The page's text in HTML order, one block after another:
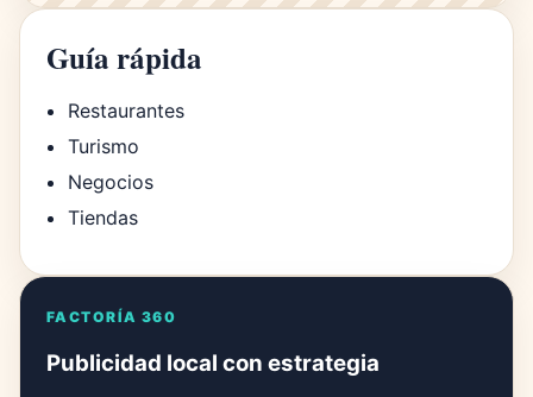
Guía rápida
Restaurantes
Turismo
Negocios
Tiendas
FACTORÍA 360
Publicidad local con estrategia